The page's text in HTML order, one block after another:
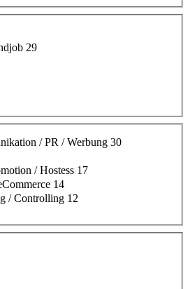
29
/ PR / Werbung 30
/ Hostess 17
14
/ Controlling 12